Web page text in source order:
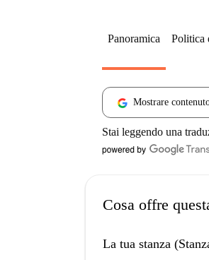
Panoramica Politica
Mostrare
Stai leggendo una
Cosa offre
La tua stanza